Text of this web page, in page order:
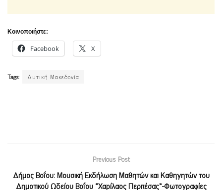
Κοινοποιήστε:
Facebook X
Tags: Δυτική Μακεδονία
Previous Post
Δήμος Βοΐου: Μουσική Εκδήλωση Μαθητών και Καθηγητών του
Δημοτικού Ωδείου Βοΐου «Χαρίλαος Περπέσας»-Φωτογραφίες